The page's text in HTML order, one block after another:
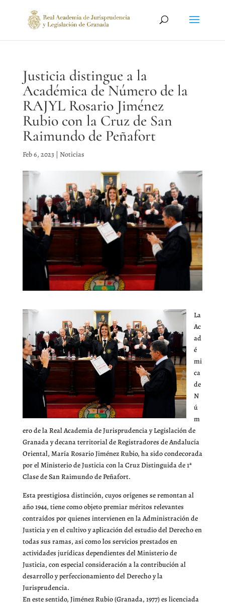
Justicia distingue a la
Académica de Número de la
RAJYL Rosario Jiménez
Rubio con la Cruz de San
Raimundo de Peñafort
Feb 6, 2023| Noticias
La
Ac
ad
é
mi
ca
de
N
ú
m
ero de la Real Academia de Jurisprudencia y Legislación de
Granada y decana territorial de Registradores de Andalucía
Oriental, María Rosario Jiménez Rubio, ha sido condecorada
por el Ministerio de Justicia con la Cruz Distinguida de 1ª
Clase de San Raimundo de Peñafort.
Esta prestigiosa distinción, cuyos orígenes se remontan al
año 1944, tiene como objeto premiar méritos relevantes
contraídos por quienes intervienen en la Administración de
Justicia y en el cultivo y aplicación del estudio del Derecho en
todas sus ramas, así como los servicios prestados en
actividades jurídicas dependientes del Ministerio de
Justicia, con especial consideración a la contribución al
desarrollo y perfeccionamiento del Derecho y la
Jurisprudencia.
En este sentido, Jiménez Rubio (Granada, 1977) es licenciada